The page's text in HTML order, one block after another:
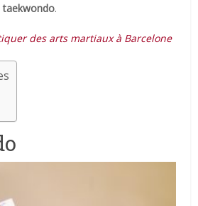
taekwondo.
des arts martiaux à Barcelone